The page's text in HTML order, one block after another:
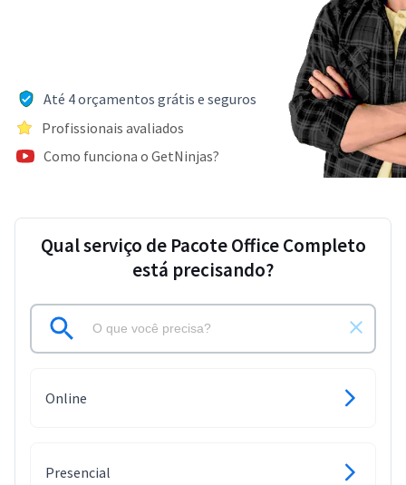
Até 4 orçamentos grátis e seguros
Profissionais avaliados
Como funciona o GetNinjas?
Qual serviço de Pacote Office Completo
está precisando?
Online
Presencial